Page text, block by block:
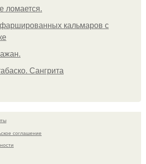
ломается.
кальмаров с
Сангрита
соглашение